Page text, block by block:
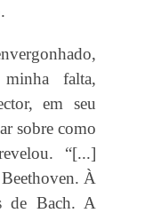
falta,
em seu
sobre como
“[...]
À
de Bach. A